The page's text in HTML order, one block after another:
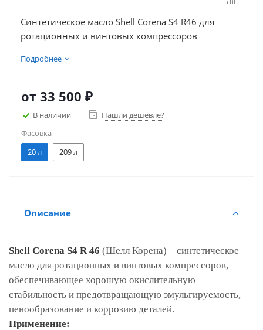
Синтетическое масло Shell Corena S4 R46 для
ротационных и винтовых компрессоров
Подробнее
от 33 500 ₽
В наличии
Нашли дешевле?
Фасовка
20 л
209 л
Описание
Shell Corena S4 R 46 (Шелл Корена) – синтетическое
масло для ротационных и винтовых компрессоров,
обеспечивающее хорошую окислительную
стабильность и предотвращающую эмульгируемость,
пенообразование и коррозию деталей.
Применение: